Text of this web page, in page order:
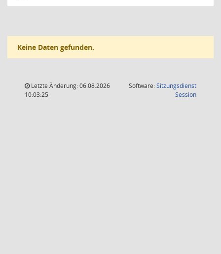
Keine Daten gefunden.
Letzte Änderung: 06.08.2026
10:03:25
Software:Sitzungsdienst
Session(Wird in